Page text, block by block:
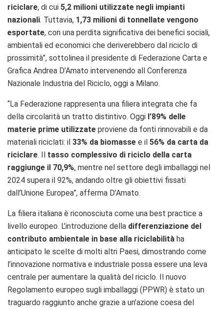
riciclare, di cui 5,2 milioni utilizzate negli impianti
nazionali. Tuttavia, 1,73 milioni di tonnellate vengono
esportate, con una perdita significativa dei benefici sociali,
ambientali ed economici che deriverebbero dal riciclo di
prossimità”, sottolinea il presidente di Federazione Carta e
Grafica Andrea D’Amato intervenendo all Conferenza
Nazionale Industria del Riciclo, oggi a Milano.
“La Federazione rappresenta una filiera integrata che fa
della circolarità un tratto distintivo. Oggi l’89% delle
materie prime utilizzate proviene da fonti rinnovabili e da
materiali riciclati: il 33% da biomasse e il 56% da carta da
riciclare. Il tasso complessivo di riciclo della carta
raggiunge il 70,9%, mentre nel settore degli imballaggi nel
2024 supera il 92%, andando oltre gli obiettivi fissati
dall’Unione Europea”, afferma D’Amato.
La filiera italiana è riconosciuta come una best practice a
livello europeo. L’introduzione della differenziazione del
contributo ambientale in base alla riciclabilità ha
anticipato le scelte di molti altri Paesi, dimostrando come
l’innovazione normativa e industriale possa essere una leva
centrale per aumentare la qualità del riciclo. Il nuovo
Regolamento europeo sugli imballaggi (PPWR) è stato un
traguardo raggiunto anche grazie a un’azione coesa del